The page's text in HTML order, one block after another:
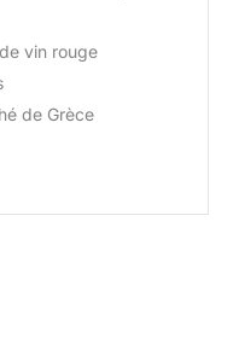
vin rouge
de Grèce